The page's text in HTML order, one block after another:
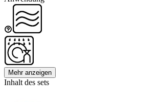
Mehr anzeigen
Inhalt des sets